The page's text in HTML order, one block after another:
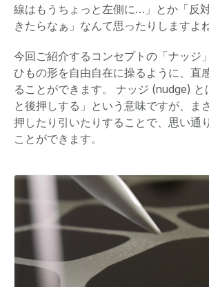
線はもうちょっと左側に…」とか「反
きたらなぁ」なんて思ったりしますよね
今回ご紹介するコンセプトの「ナッジ
ひもの形を自由自在に操るように、直
ることができます。 ナッジ (nudge) と
と後押しする」という意味ですが、ま
押したり引いたりすることで、思い通
ことができます。